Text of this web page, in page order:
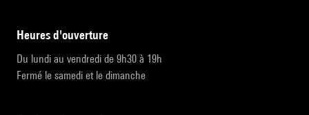
heures d'ouverture
Du lundi au vendredi de 9h30 à 19h
Fermé le samedi et le dimanche